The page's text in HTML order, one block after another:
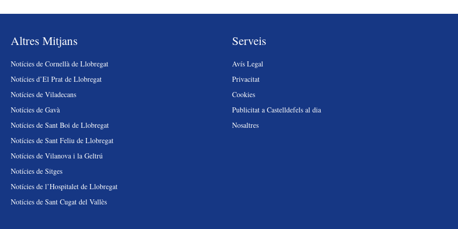
Altres Mitjans
Notícies de Cornellà de Llobregat
Notícies d’El Prat de Llobregat
Notícies de Viladecans
Notícies de Gavà
Notícies de Sant Boi de Llobregat
Notícies de Sant Feliu de Llobregat
Notícies de Vilanova i la Geltrú
Notícies de Sitges
Notícies de l’Hospitalet de Llobregat
Notícies de Sant Cugat del Vallès
Serveis
Avís Legal
Privacitat
Cookies
Publicitat a Castelldefels al dia
Nosaltres